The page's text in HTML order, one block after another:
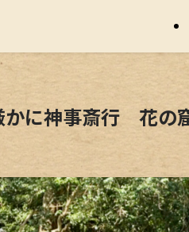
に神事斎行 花の